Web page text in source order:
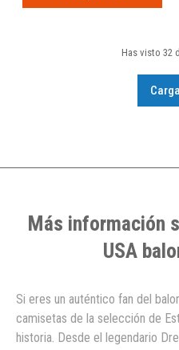
Has visto 32
Más información
USA
Si eres un auténtico fan del
camisetas de la selección de
historia. Desde el legendario